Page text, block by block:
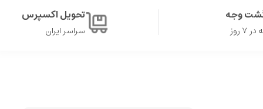
وجه
روز
تحویل اکسپرس
سراسر ایران